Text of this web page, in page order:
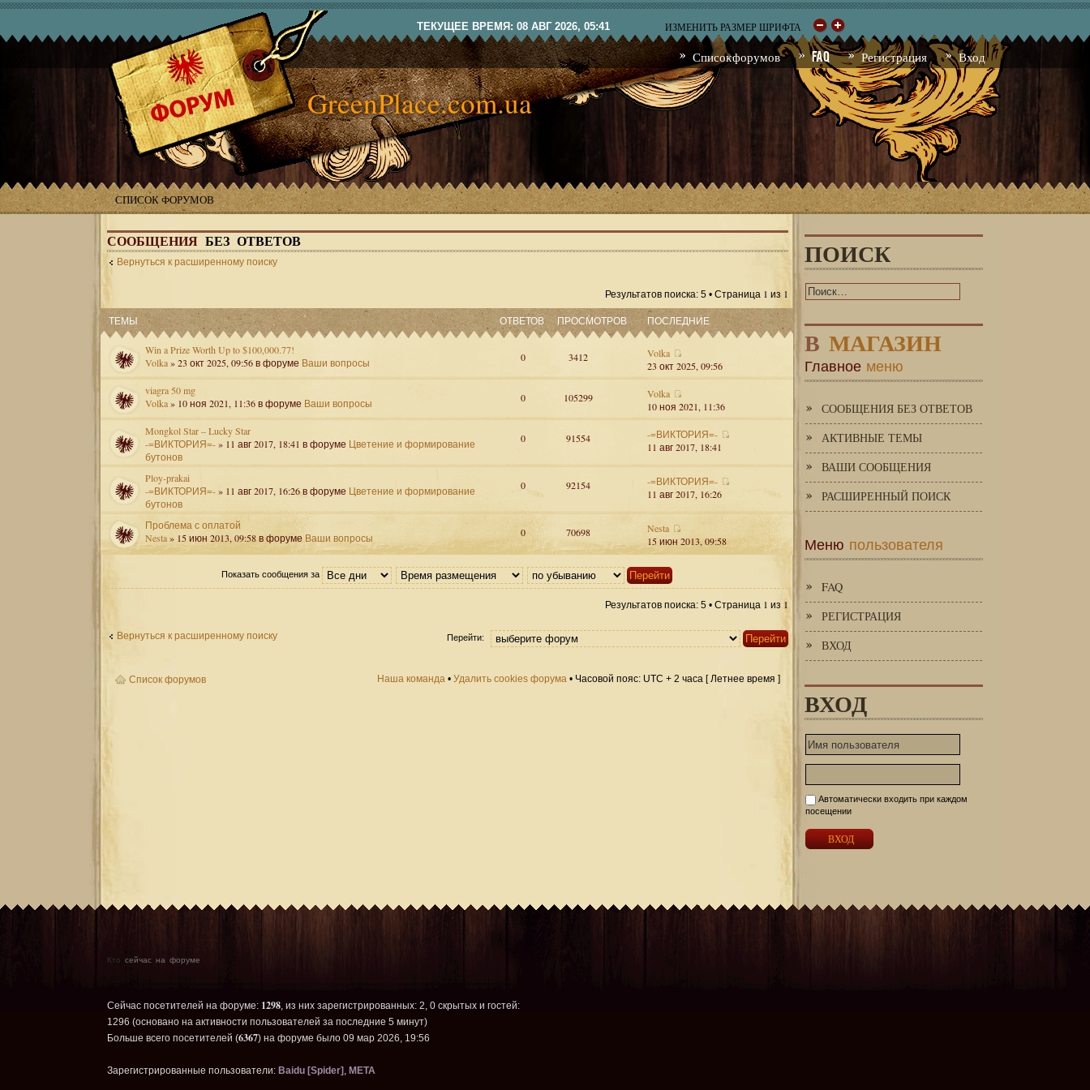
ТЕКУЩЕЕ ВРЕМЯ: 08 АВГ 2026, 05:41 ИЗМЕНИТЬ РАЗМЕР ШРИФТА
Список форумов FAQ Регистрация Вход
GreenPlace.com.ua
СПИСОК ФОРУМОВ
СООБЩЕНИЯ БЕЗ ОТВЕТОВ
Вернуться к расширенному поиску
Результатов поиска: 5 • Страница 1 из 1
ТЕМЫ
ОТВЕТОВ ПРОСМОТРОВ ПОСЛЕДНИЕ
Win a Prize Worth Up to $100,000.77!
Volka» 23 окт 2025, 09:56 в форуме Ваши вопросы 0 3412
Volka
23 окт 2025, 09:56
viagra 50 mg
Volka» 10 ноя 2021, 11:36 в форуме Ваши вопросы 0 105299
Volka
10 ноя 2021, 11:36
Mongkol Star – Lucky Star
-=ВИКТОРИЯ=-» 11 авг 2017, 18:41 в форуме Цветение и формирование
бутонов
0 91554
-=ВИКТОРИЯ=-
11 авг 2017, 18:41
Ploy-prakai
-=ВИКТОРИЯ=-» 11 авг 2017, 16:26 в форуме Цветение и формирование
бутонов
0 92154
-=ВИКТОРИЯ=-
11 авг 2017, 16:26
Проблема с оплатой
Nesta» 15 июн 2013, 09:58 в форуме Ваши вопросы 0 70698
Nesta
15 июн 2013, 09:58
Показать сообщения за
Результатов поиска: 5 • Страница 1 из 1
Вернуться к расширенному поиску Перейти:
Список форумов Наша команда • Удалить cookies форума • Часовой пояс: UTC + 2 часа [ Летнее время ]
ПОИСК
В МАГАЗИН
Главное меню
СООБЩЕНИЯ БЕЗ ОТВЕТОВ
АКТИВНЫЕ ТЕМЫ
ВАШИ СООБЩЕНИЯ
РАСШИРЕННЫЙ ПОИСК
Меню пользователя
FAQ
РЕГИСТРАЦИЯ
ВХОД
ВХОД
Автоматически входить при каждом
посещении
Кто сейчас на форуме
Сейчас посетителей на форуме: 1298, из них зарегистрированных: 2, 0 скрытых и гостей:
1296 (основано на активности пользователей за последние 5 минут)
Больше всего посетителей (6367) на форуме было 09 мар 2026, 19:56
Зарегистрированные пользователи: Baidu [Spider] , META